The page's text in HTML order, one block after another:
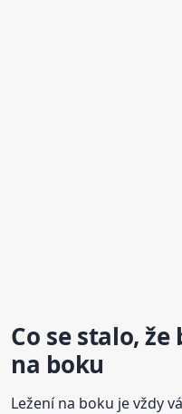
Co se stalo, že
na boku
Ležení na boku je vždy